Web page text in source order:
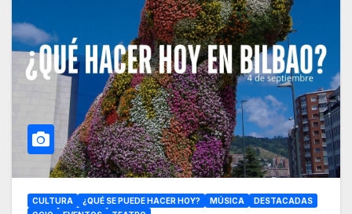
CULTURA ¿QUÉ SE PUEDE HACER HOY? MÚSICA
DESTACADAS